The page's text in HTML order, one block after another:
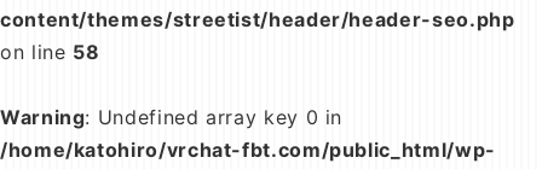
content/themes/streetist/header/header-seo.php
on line 58
Warning: Undefined array key 0 in
/home/katohiro/vrchat-fbt.com/public_html/wp-